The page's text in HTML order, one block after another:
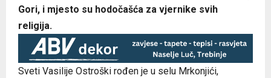
Gori, i mjesto su hodočašća za vjernike svih
religija.
Sveti Vasilije Ostroški rođen je u selu Mrkonjići,